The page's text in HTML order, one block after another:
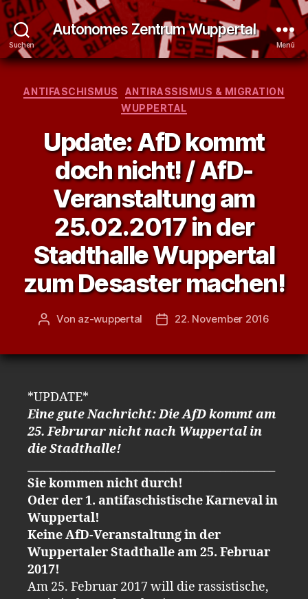
Suchen
Autonomes Zentrum Wuppertal
Menü
Kategorien
ANTIFASCHISMUS
ANTIRASSISMUS & MIGRATION
WUPPERTAL
Update: AfD kommt
doch nicht! / AfD-
Veranstaltung am
25.02.2017 in der
Stadthalle Wuppertal
zum Desaster machen!
Beitragsautor
Von az-wuppertal Veröffentlichungsdatum
22. November 2016
*UPDATE*
Eine gute Nachricht: Die AfD kommt am
25. Februrar nicht nach Wuppertal in
die Stadthalle!
Sie kommen nicht durch!
Oder der 1. antifaschistische Karneval in
Wuppertal!
Keine AfD-Veranstaltung in der
Wuppertaler Stadthalle am 25. Februar
2017!
Am 25. Februar 2017 will die rassistische,